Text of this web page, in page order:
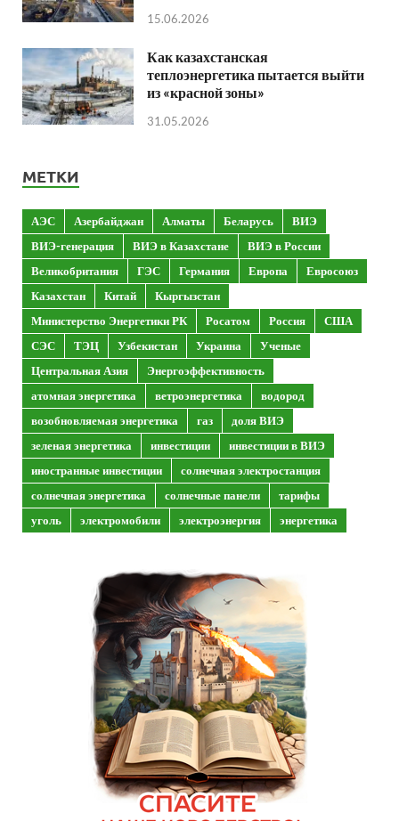
15.06.2026
Как казахстанская
теплоэнергетика пытается выйти
из «красной зоны»
31.05.2026
МЕТКИ
АЭС Азербайджан Алматы Беларусь
ВИЭ
ВИЭ-генерация
ВИЭ в Казахстане
ВИЭ в России
Великобритания
ГЭС Германия Европа
Евросоюз
Казахстан
Китай
Кыргызстан
Министерство Энергетики РК
Росатом Россия
США
СЭС
ТЭЦ Узбекистан Украина
Ученые
Центральная Азия
Энергоэффективность
атомная энергетика
ветроэнергетика
водород
возобновляемая энергетика
газ
доля ВИЭ
зеленая энергетика
инвестиции
инвестиции в ВИЭ
иностранные инвестиции
солнечная электростанция
солнечная энергетика
солнечные панели
тарифы
уголь
электромобили электроэнергия энергетика